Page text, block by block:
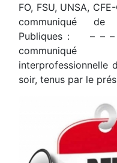
FO, FSU, UNSA,
communiqué de
Publiques : – – –
communiqué
interprofessionnelle
soir, tenus par le